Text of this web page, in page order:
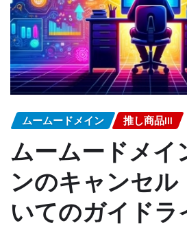
ムームードメイン 推し商品III
ムームードメイ
ンのキャンセル
いてのガイドラ